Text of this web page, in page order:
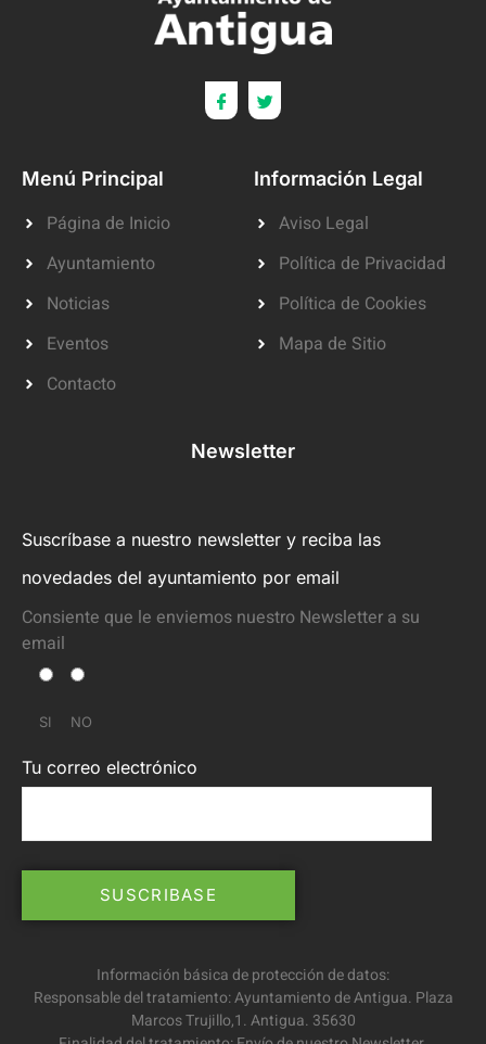
Menú Principal
Página de Inicio
Ayuntamiento
Noticias
Eventos
Contacto
Información Legal
Aviso Legal
Política de Privacidad
Política de Cookies
Mapa de Sitio
Newsletter
Suscríbase a nuestro newsletter y reciba las
novedades del ayuntamiento por email
Consiente que le enviemos nuestro Newsletter a su
email
SI NO
Tu correo electrónico
Información básica de protección de datos:
Responsable del tratamiento: Ayuntamiento de Antigua. Plaza
Marcos Trujillo,1. Antigua. 35630